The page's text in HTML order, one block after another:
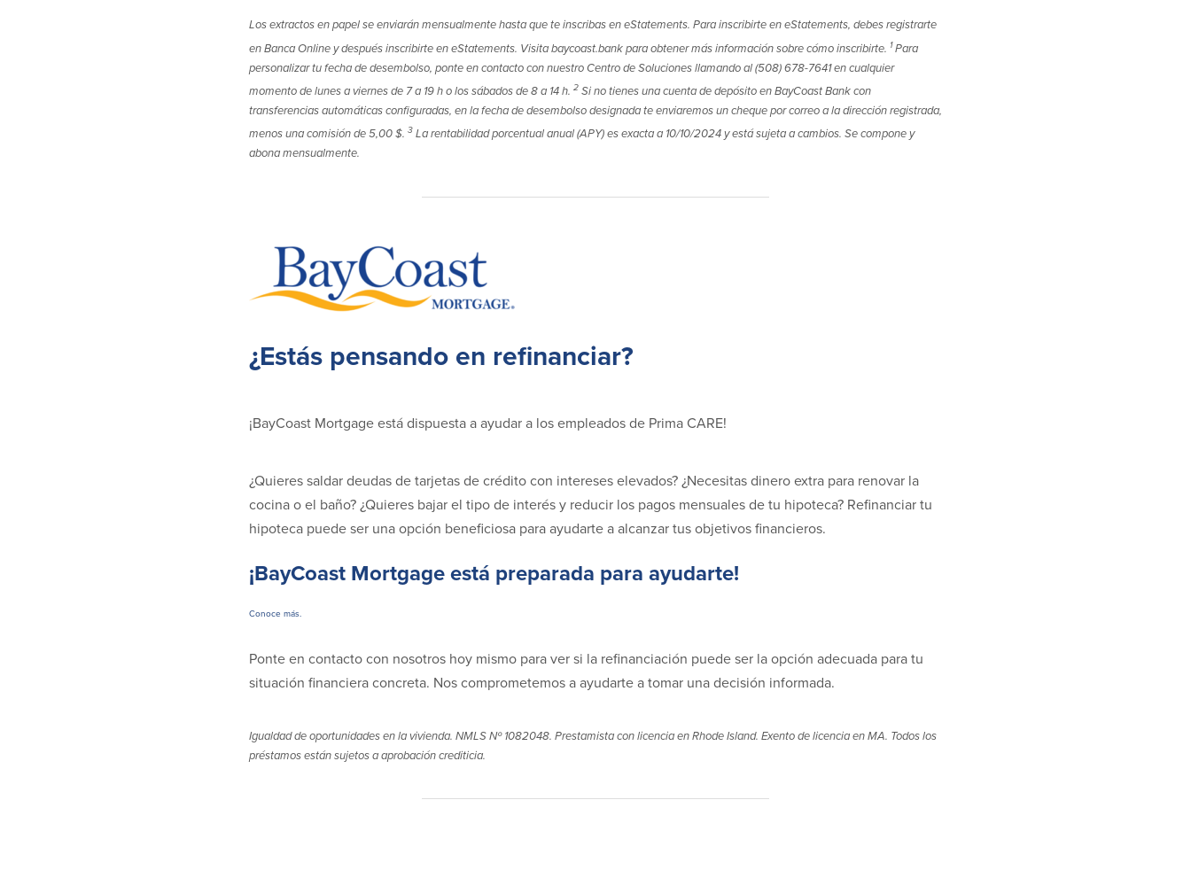
Los extractos en papel se enviarán mensualmente hasta que te inscribas en eStatements. Para inscribirte en eStatements, debes registrarte
en Banca Online y después inscribirte en eStatements. Visita baycoast.bank para obtener más información sobre cómo inscribirte. 1Para
personalizar tu fecha de desembolso, ponte en contacto con nuestro Centro de Soluciones llamando al (508) 678-7641 en cualquier
momento de lunes a viernes de 7 a 19 h o los sábados de 8 a 14 h. 2Si no tienes una cuenta de depósito en BayCoast Bank con
transferencias automáticas configuradas, en la fecha de desembolso designada te enviaremos un cheque por correo a la dirección registrada,
menos una comisión de 5,00 $. 3La rentabilidad porcentual anual (APY) es exacta a 10/10/2024 y está sujeta a cambios. Se compone y
abona mensualmente.
¿Estás pensando en refinanciar?
¡BayCoast Mortgage está dispuesta a ayudar a los empleados de Prima CARE!
¿Quieres saldar deudas de tarjetas de crédito con intereses elevados? ¿Necesitas dinero extra para renovar la
cocina o el baño? ¿Quieres bajar el tipo de interés y reducir los pagos mensuales de tu hipoteca? Refinanciar tu
hipoteca puede ser una opción beneficiosa para ayudarte a alcanzar tus objetivos financieros.
¡BayCoast Mortgage está preparada para ayudarte!
Conoce más.
Ponte en contacto con nosotros hoy mismo para ver si la refinanciación puede ser la opción adecuada para tu
situación financiera concreta. Nos comprometemos a ayudarte a tomar una decisión informada.
Igualdad de oportunidades en la vivienda. NMLS Nº 1082048. Prestamista con licencia en Rhode Island. Exento de licencia en MA. Todos los
préstamos están sujetos a aprobación crediticia.